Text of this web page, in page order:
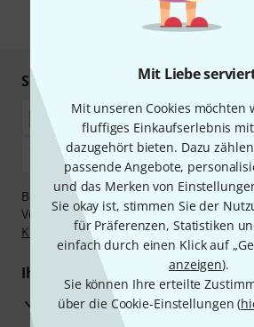
Mit Liebe
Mit unseren Cookies möchten
fluffiges Einkaufserlebnis
dazugehört bieten. Dazu
passende Angebote,
und das Merken von
Sie okay ist, stimmen Sie der
für Präferenzen, Statistiken
einfach durch einen Klick auf
anzeigen).
Sie können Ihre erteilte
über die Cookie-Einstellungen (
* Pflichtfeld
Sicher einkaufen & bezahlen
Bezahlen Sie vertraulich und sicher
Vorkasse, PayPal, Amazon Pay,Klarna
Klarna Ratenzahlungoder Kreditkarte.
Ihre Vorteile
3 Jahre Thomann Garantie